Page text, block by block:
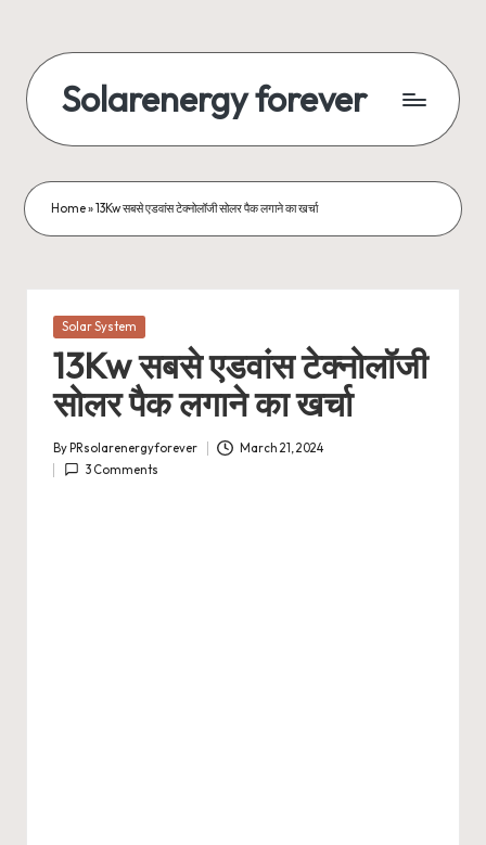
content
Solarenergy forever
बिजली
Home»13Kw सबसे एडवांस टेक्नोलॉजी सोलर पैक लगाने का खर्चा
Posted
Solar System
13Kw सबसे एडवांस टेक्नोलॉजी
सोलर पैक लगाने का खर्चा
Posted
by
By PRsolarenergyforever
March 21, 2024
3 Comments